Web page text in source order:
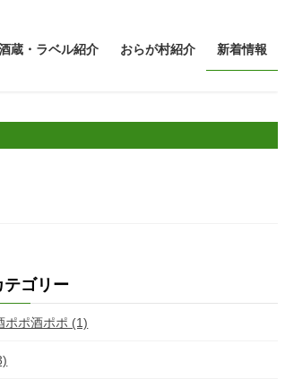
蔵・ラベル紹介 おらが村紹介 新着情報
テゴリー
ポ酒ポポ (1)